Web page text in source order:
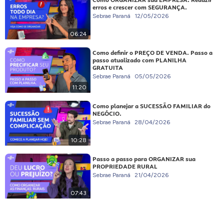
06:24
erros e crescer com SEGURANÇA.
Sebrae Paraná 12/05/2026
11:20
Como definir o PREÇO DE VENDA. Passo a
passo atualizado com PLANILHA
GRATUITA
Sebrae Paraná 05/05/2026
10:28
Como planejar a SUCESSÃO FAMILIAR do
NEGÓCIO.
Sebrae Paraná 28/04/2026
07:43
Passo a passo para ORGANIZAR sua
PROPRIEDADE RURAL
Sebrae Paraná 21/04/2026